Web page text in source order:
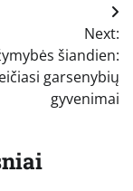
Next:
šiandien:
garsenybių
gyvenimai